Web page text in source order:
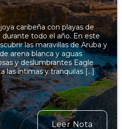
caribeña con playas de
todo el año. En este
las maravillas de Aruba y
arena blanca y aguas
y deslumbrantes Eagle
las íntimas y tranquilas […]
Leer Nota